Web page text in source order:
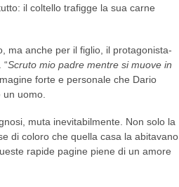
il coltello trafigge la sua carne
ma anche per il figlio, il protagonista-
Scruto mio padre mentre si muove in
forte e personale che Dario
uomo.
muta inevitabilmente. Non solo la
di coloro che quella casa la abitavano.
rapide pagine piene di un amore